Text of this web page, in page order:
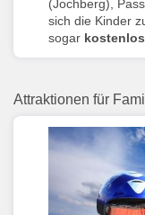
(Jochberg),
sich die Kinder
sogar
Attraktionen für